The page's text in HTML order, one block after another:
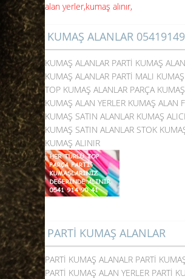
alan yerler,kumaş alınır,
KUMAŞ ALANLAR
KUMAŞ ALANLAR PARTİ KUMAŞ
KUMAŞ ALANLAR PARTİ MALI
TOP KUMAŞ ALANLAR PARÇA
KUMAŞ ALAN YERLER KUMAŞ ALAN
KUMAŞ SATIN ALANLAR KUMAŞ
KUMAŞ SATIN ALANLAR STOK
KUMAŞ ALINIR
PARTİ KUMAŞ ALANLAR
PARTİ KUMAŞ ALANALR PARTİ
PARTİ KUMAŞ ALAN YERLER PARTİ